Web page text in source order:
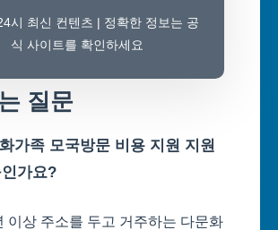
시 최신 컨텐츠 | 정확한 정보는 공
식 사이트를 확인하세요
질문
가족 모국방문 비용 지원 지원
가요?
이상 주소를 두고 거주하는 다문화